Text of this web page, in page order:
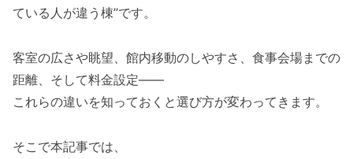
ている人が違う棟”です。
客室の広さや眺望、館内移動のしやすさ、食事会場までの
距離、そして料金設定――
これらの違いを知っておくと選び方が変わってきます。
そこで本記事では、